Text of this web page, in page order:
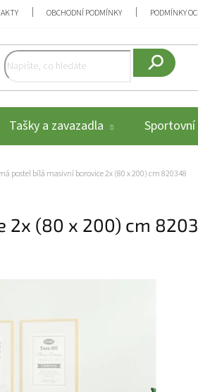
OBCHODNÍ PODMÍNKY PODMÍNKY
Tašky a zavazadla Sportovní
postel bílá masivní borovice 2x (80 x 200) cm 820348
2x (80 x 200) cm